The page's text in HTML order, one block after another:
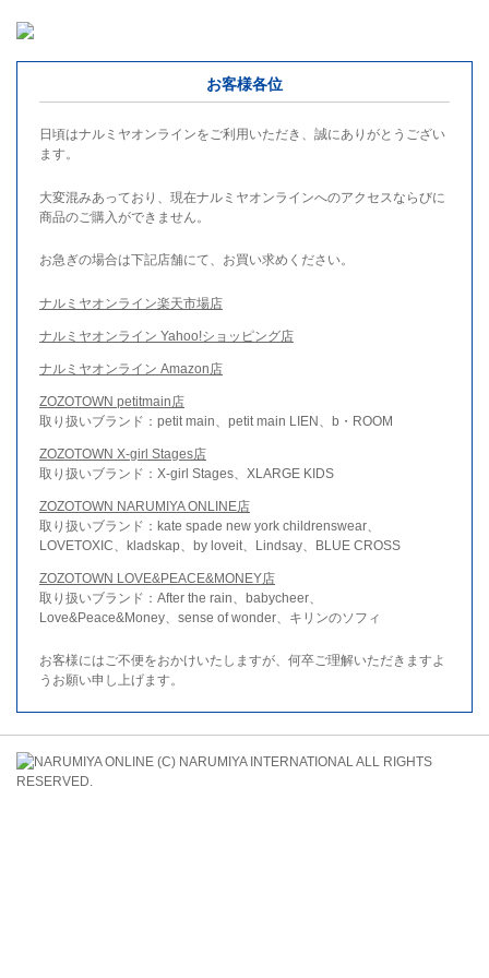
お客様各位
日頃はナルミヤオンラインをご利用いただき、誠にありがとうござい
ます。
大変混みあっており、現在ナルミヤオンラインへのアクセスならびに
商品のご購入ができません。
お急ぎの場合は下記店舗にて、お買い求めください。
ナルミヤオンライン楽天市場店
ナルミヤオンライン Yahoo!ショッピング店
ナルミヤオンライン Amazon店
ZOZOTOWN petitmain店
取り扱いブランド：petit main、petit main LIEN、b・ROOM
ZOZOTOWN X-girl Stages店
取り扱いブランド：X-girl Stages、XLARGE KIDS
ZOZOTOWN NARUMIYA ONLINE店
取り扱いブランド：kate spade new york childrenswear、
LOVETOXIC、kladskap、by loveit、Lindsay、BLUE CROSS
ZOZOTOWN LOVE&PEACE&MONEY店
取り扱いブランド：After the rain、babycheer、
Love&Peace&Money、sense of wonder、キリンのソフィ
お客様にはご不便をおかけいたしますが、何卒ご理解いただきますよ
うお願い申し上げます。